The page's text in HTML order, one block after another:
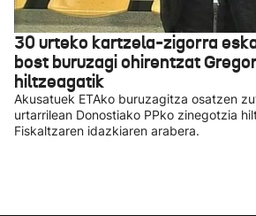
30 urteko kartzela-zigorra
bost buruzagi ohirentzat
hiltzeagatik
Akusatuek ETAko buruzagitza osatzen
urtarrilean Donostiako PPko zinegotzia
Fiskaltzaren idazkiaren arabera.